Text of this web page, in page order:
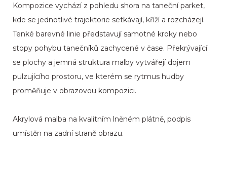
Kompozice vychází z pohledu shora na taneční parket,
kde se jednotlivé trajektorie setkávají, kříží a rozcházejí.
Tenké barevné linie představují samotné kroky nebo
stopy pohybu tanečníků zachycené v čase. Překrývající
se plochy a jemná struktura malby vytvářejí dojem
pulzujícího prostoru, ve kterém se rytmus hudby
proměňuje v obrazovou kompozici.
Akrylová malba na kvalitním lněném plátně, podpis
umístěn na zadní straně obrazu.